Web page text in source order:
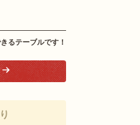
るテーブルです！